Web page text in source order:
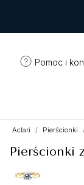
Pomoc i
Aclari Pierścionki
Pierścionki